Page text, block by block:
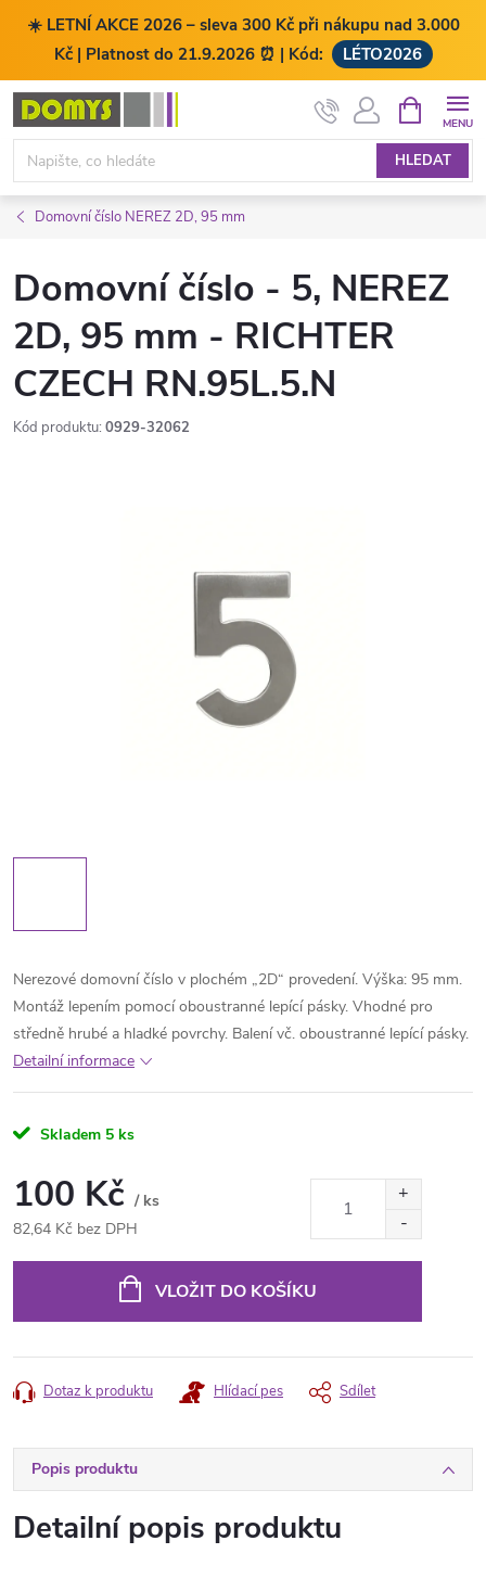
☀️ LETNÍ AKCE 2026 – sleva 300 Kč při nákupu nad 3.000
Kč | Platnost do 21.9.2026 ⏰ | Kód:
LÉTO2026
Přejít
obsah
HLEDAT
NÁKUPNÍ
KOŠÍK
Domovní číslo NEREZ 2D, 95 mm
Domovní číslo - 5, NEREZ
2D, 95 mm - RICHTER
CZECH RN.95L.5.N
Kód produktu: 0929-32062
Nerezové domovní číslo v plochém „2D“ provedení. Výška: 95 mm.
Montáž lepením pomocí oboustranné lepící pásky. Vhodné pro
středně hrubé a hladké povrchy. Balení vč. oboustranné lepící pásky.
Detailní informace
Skladem 5 ks
100 Kč / ks
82,64 Kč bez DPH
VLOŽIT DO KOŠÍKU
Dotaz k produktu Hlídací pes Sdílet
Popis produktu
Detailní popis produktu